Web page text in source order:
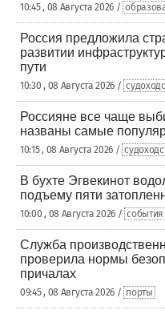
10:45 , 08 Августа 2026 /
Россия предложила
развитии
пути
10:30 , 08 Августа 2026 /
Россияне все чаще
названы самые
10:15 , 08 Августа 2026 /
В бухте Эгвекинот
подъему пяти
10:00 , 08 Августа 2026 / события
Служба
проверила нормы
причалах
09:45 , 08 Августа 2026 / порты